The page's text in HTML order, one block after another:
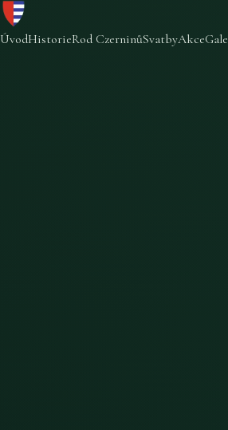
ÚvodHistorieRod CzerninůSvatbyAkce